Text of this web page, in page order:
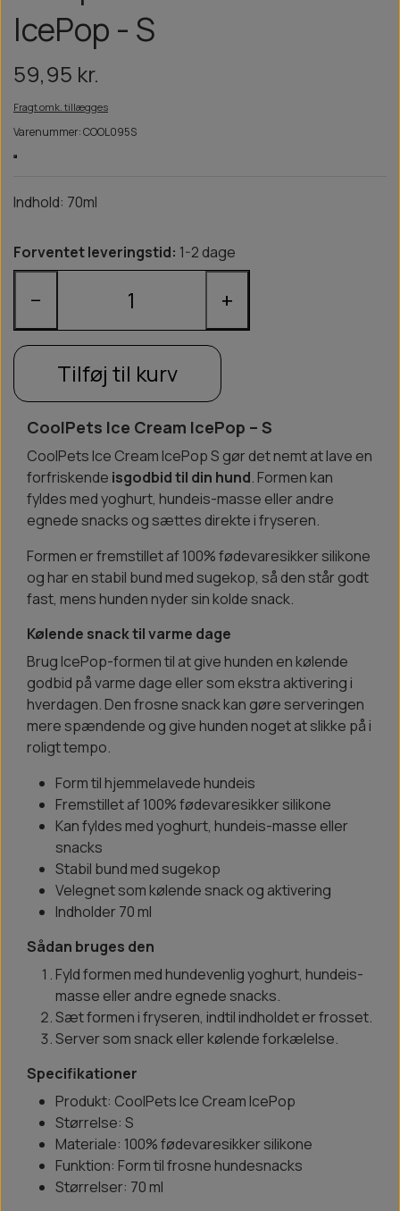
IcePop - S
59,95 kr.
Fragt omk. tillægges
Varenummer: COOL095S
Indhold: 70ml
Forventet leveringstid: 1-2 dage
− +
Tilføj til kurv
CoolPets Ice Cream IcePop – S
CoolPets Ice Cream IcePop S gør det nemt at lave en
forfriskende isgodbid til din hund. Formen kan
fyldes med yoghurt, hundeis-masse eller andre
egnede snacks og sættes direkte i fryseren.
Formen er fremstillet af 100% fødevaresikker silikone
og har en stabil bund med sugekop, så den står godt
fast, mens hunden nyder sin kolde snack.
Kølende snack til varme dage
Brug IcePop-formen til at give hunden en kølende
godbid på varme dage eller som ekstra aktivering i
hverdagen. Den frosne snack kan gøre serveringen
mere spændende og give hunden noget at slikke på i
roligt tempo.
Form til hjemmelavede hundeis
Fremstillet af 100% fødevaresikker silikone
Kan fyldes med yoghurt, hundeis-masse eller
snacks
Stabil bund med sugekop
Velegnet som kølende snack og aktivering
Indholder 70 ml
Sådan bruges den
Fyld formen med hundevenlig yoghurt, hundeis-
masse eller andre egnede snacks.
Sæt formen i fryseren, indtil indholdet er frosset.
Server som snack eller kølende forkælelse.
Specifikationer
Produkt: CoolPets Ice Cream IcePop
Størrelse: S
Materiale: 100% fødevaresikker silikone
Funktion: Form til frosne hundesnacks
Størrelser: 70 ml